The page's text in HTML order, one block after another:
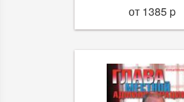
от 1385 p